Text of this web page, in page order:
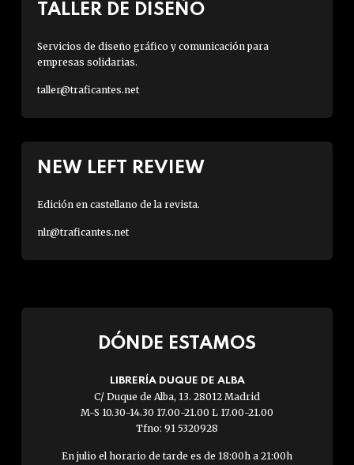
TALLER DE DISEÑO
Servicios de diseño gráfico y comunicación para
empresas solidarias.
taller@traficantes.net
NEW LEFT REVIEW
Edición en castellano de la revista.
nlr@traficantes.net
DÓNDE ESTAMOS
LIBRERÍA DUQUE DE ALBA
C/ Duque de Alba, 13. 28012 Madrid
M-S 10.30-14.30 17.00-21.00 L 17.00-21.00
Tfno: 91 5320928
En julio el horario de tarde es de 18:00h a 21:00h